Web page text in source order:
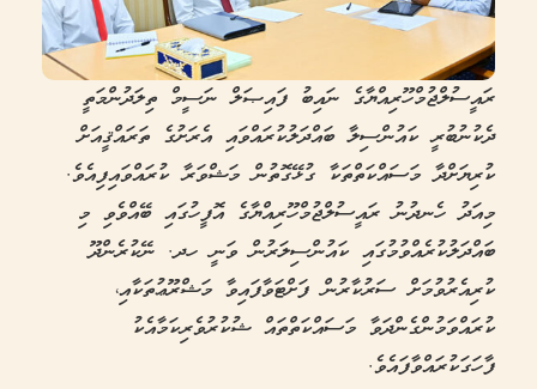
ރައީސުލްޖުމްހޫރިއްޔާގެ ނައިބު ފައިޞަލް ނަސީމް ތިލަދުންމަތީ
ދެކުނުބުރީ ކައުންސިލާ ބައްދަލުކުރައްވައި އެރަށުގެ ތަރައްޤީއަށް
ކުރިޔަށްދާ މަސައްކަތްތަކާ ގުޅޭގޮތުން މަޝްވަރާ ކުރައްވައިފިއެވެ.
މިއަދު ހެނދުނު ރައީސުލްޖުމްހޫރިއްޔާގެ އޮފީހުގައި ބޭއްވެވި މި
ބައްދަލުކުރެއްވުމުގައި ކައުންސިލަރުން ވަނީ ހދ. ނޭކުރެންދޫ
ކުރިއެރުވުމަށް ސަރުކާރުން ފަށްޓަވާފައިވާ މަޝްރޫޢުތަކާއި،
ކުރައްވަމުންގެންދަވާ މަސައްކަތްތައް ޝުކުރުވެރިކަމާއެކު
ފާހަގަކުރައްވާފައެވެ.